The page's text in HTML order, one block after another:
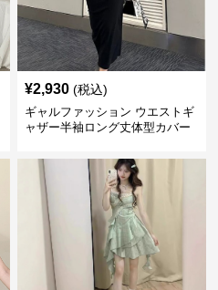
¥2,930 (税込)
ギャルファッション ウエストギ
ャザー半袖ロング丈体型カバー